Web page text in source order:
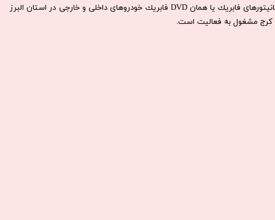
مانيتورهای فابريك يا همان DVD فابريك خودروهای داخلی و خارجی در استان البرز
كرج مشغول به فعاليت است.​​​​​​​